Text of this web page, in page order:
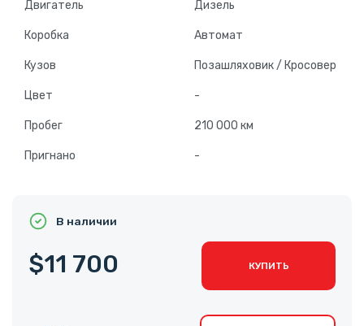
Двигатель Дизель
Коробка Автомат
Кузов Позашляховик / Кросовер
Цвет -
Пробег 210 000 км
Пригнано -
В наличии
$11 700 КУПИТЬ